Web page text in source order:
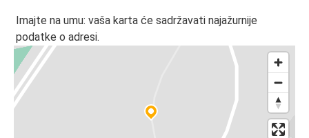
Imajte na umu: vaša karta će sadržavati najažurnije
podatke o adresi.